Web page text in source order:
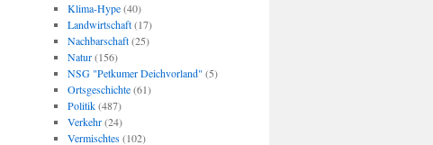
Klima-Hype(40)
Landwirtschaft(17)
Nachbarschaft(25)
Natur(156)
NSG "Petkumer Deichvorland" (5)
Ortsgeschichte(61)
Politik(487)
Verkehr(24)
Vermischtes(102)